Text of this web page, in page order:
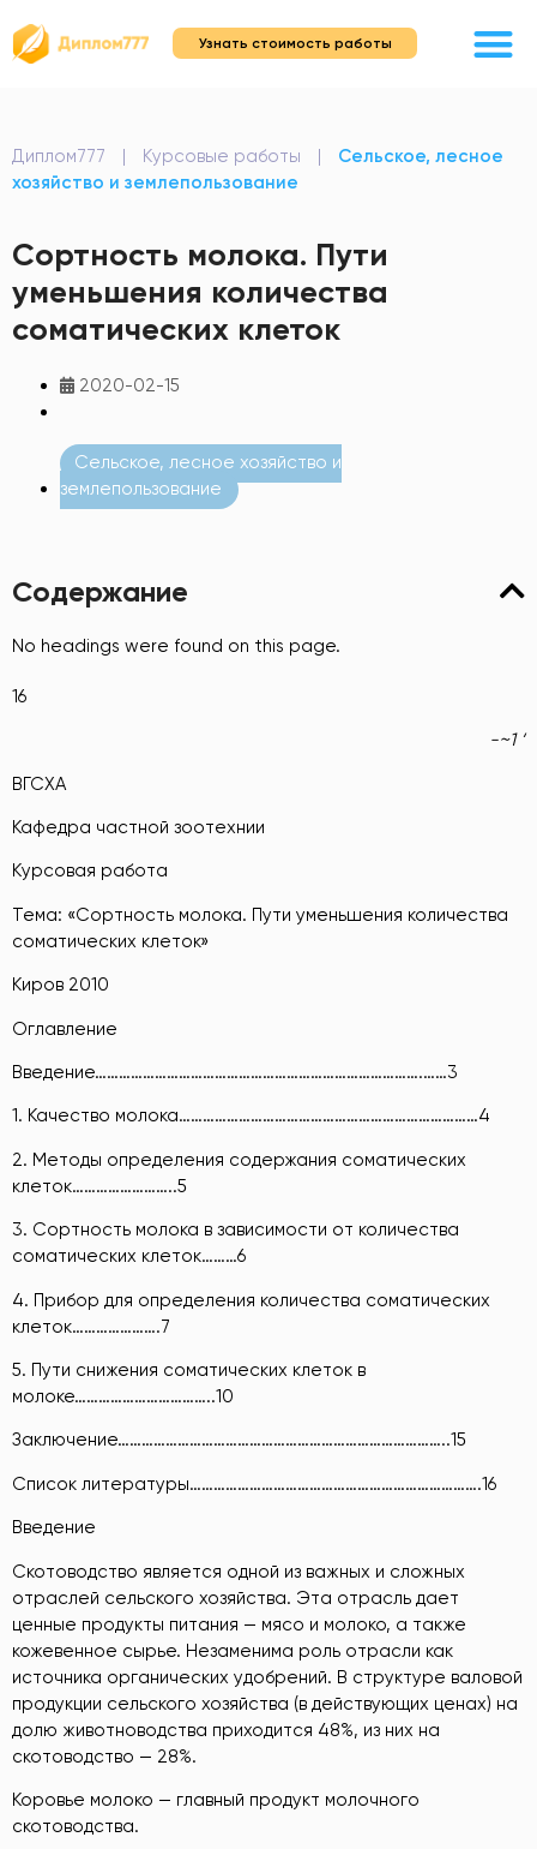
Узнать стоимость работы
Диплом777 | Курсовые работы |
Сельское, лесное
хозяйство и землепользование
Сортность молока. Пути
уменьшения количества
соматических клеток
2020-02-15
Сельское, лесное хозяйство и
землепользование
Содержание
No headings were found on this page.
16
-~1 ‘
ВГСХА
Кафедра частной зоотехнии
Курсовая работа
Тема: «Сортность молока. Пути уменьшения количества
соматических клеток»
Киров 2010
Оглавление
Введение……………………………………………………………………….……3
1. Качество молока…………………………………………………………………4
2. Методы определения содержания соматических
клеток……………………..5
3. Сортность молока в зависимости от количества
соматических клеток………6
4. Прибор для определения количества соматических
клеток………………….7
5. Пути снижения соматических клеток в
молоке……………………………..10
Заключение………………………………………………………………………..15
Список литературы……………………………………………………………….16
Введение
Скотоводство является одной из важных и сложных
отраслей сельского хозяйства. Эта отрасль дает
ценные продукты питания — мясо и молоко, а также
кожевенное сырье. Незаменима роль отрасли как
источника органических удобрений. В структуре валовой
продукции сельского хозяйства (в действующих ценах) на
долю животноводства приходится 48%, из них на
скотоводство — 28%.
Коровье молоко — главный продукт молочного
скотоводства.